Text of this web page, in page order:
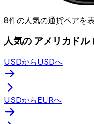
8件の人気の通貨ペアを
人気の アメリカドル
USDからUSDへ
USDからEURへ